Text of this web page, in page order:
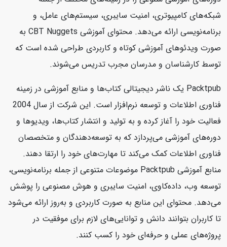
شبکه‌های کامپیوتری، امنیت سایبری، سیستم‌های عامل، و
برنامه‌نویسی ارائه می‌دهد. محتوای آموزشی CBT Nuggets به
صورت ویدئوهای آموزشی کوتاه و کاربردی طراحی شده است که
توسط کارشناسان و مدرسان مجرب تدریس می‌شوند.
Packtpub یک ناشر دیجیتالی کتاب‌ها و منابع آموزشی در زمینه
فناوری اطلاعات و توسعه نرم‌افزار است. این شرکت از سال 2004
فعالیت خود را آغاز کرده و به تولید و انتشار کتاب‌ها، ویدیوها و
دوره‌های آموزشی می‌پردازد که به توسعه‌دهندگان و متخصصان
فناوری اطلاعات کمک می‌کند تا مهارت‌های خود را ارتقا دهند.
منابع آموزشی Packtpub موضوعات متنوعی از جمله برنامه‌نویسی،
توسعه وب، داده‌کاوی، امنیت سایبری و هوش مصنوعی را پوشش
می‌دهد. محتوای این منابع به صورت کاربردی و به‌روز ارائه می‌شود
تا کاربران بتوانند دانش و توانایی‌های لازم برای موفقیت در
پروژه‌های عملی و حرفه‌ای خود را کسب کنند.